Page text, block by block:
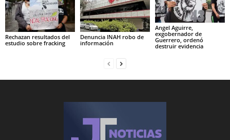
Rechazan resultados del
estudio sobre fracking
Denuncia INAH robo de
información
Angel Aguirre,
exgobernador de
Guerrero, ordenó
destruir evidencia